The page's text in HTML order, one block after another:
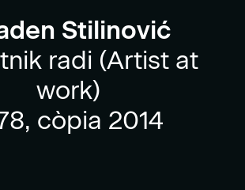
Stilinović
radi (Artist at
work)
còpia 2014